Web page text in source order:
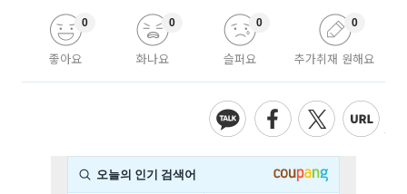
좋아요
0
화나요
0
슬퍼요
0
추가취재 원해요
0